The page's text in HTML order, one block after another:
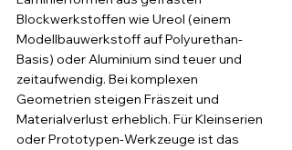
Blockwerkstoffen wie Ureol (einem
Modellbauwerkstoff auf Polyurethan-
Basis) oder Aluminium sind teuer und
zeitaufwendig. Bei komplexen
Geometrien steigen Fräszeit und
Materialverlust erheblich. Für Kleinserien
oder Prototypen-Werkzeuge ist das